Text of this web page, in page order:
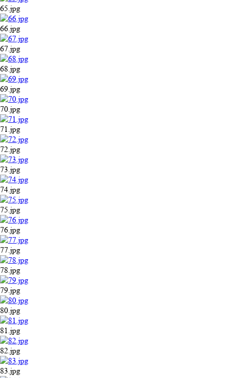
65.jpg
66.jpg
67.jpg
68.jpg
69.jpg
70.jpg
71.jpg
72.jpg
73.jpg
74.jpg
75.jpg
76.jpg
77.jpg
78.jpg
79.jpg
80.jpg
81.jpg
82.jpg
83.jpg